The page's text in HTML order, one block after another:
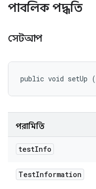
পাবলিক পদ্ধতি
সেটআপ
public void setUp (
পরামিতি
testInfo
TestInformation